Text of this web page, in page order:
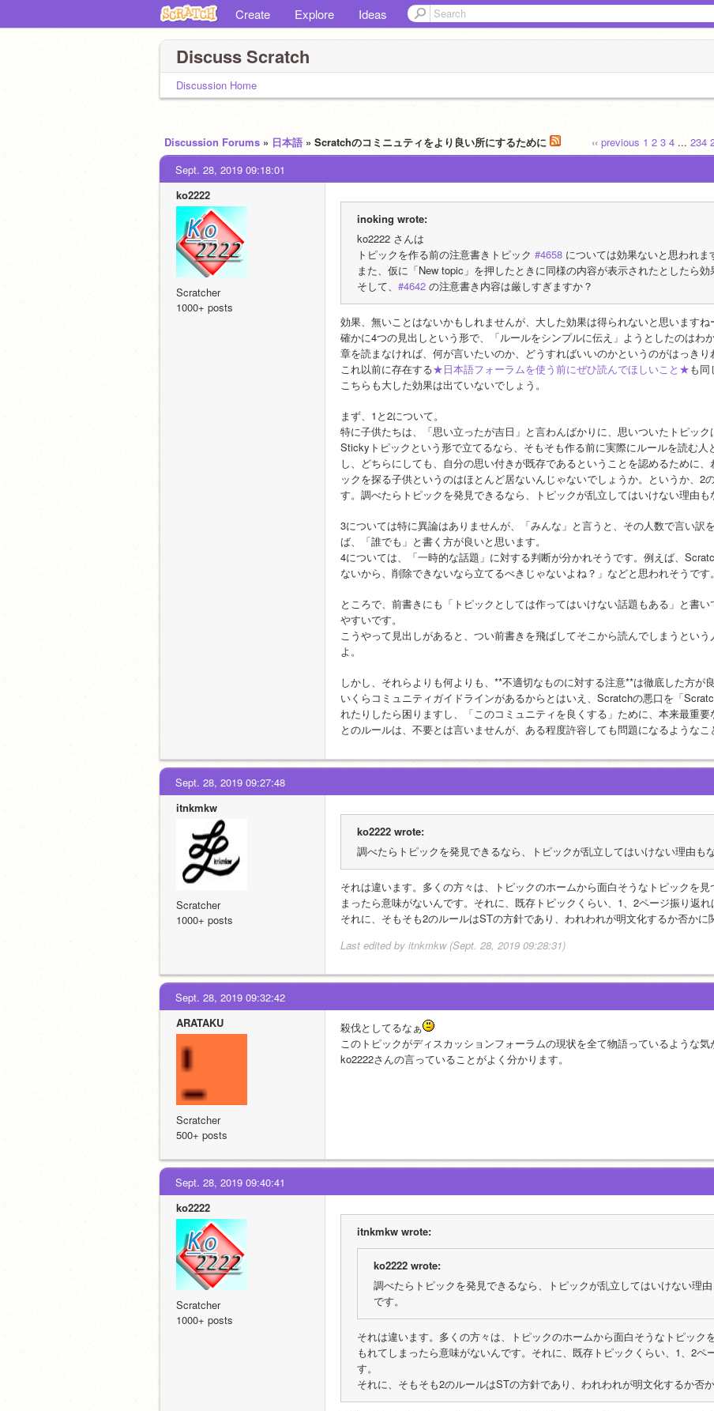
Create Explore Ideas
Discuss Scratch
Discussion Home
‹‹ previous 1 2 3 4 ... 234
Discussion Forums » 日本語 » Scratchのコミニュティをより良い所にするために
Sept. 28, 2019 09:18:01
ko2222
Scratcher
1000+ posts
inoking wrote:
ko2222 さんは
トピックを作る前の注意書きトピック #4658 については効果ないと思われま
また、仮に「New topic」を押したときに同様の内容が表示されたとしたら効
そして、 #4642 の注意書き内容は厳しすぎますか？
効果、無いことはないかもしれませんが、大した効果は得られないと思います
確かに4つの見出しという形で、「ルールをシンプルに伝え」ようとしたのはわ
章を読まなければ、何が言いたいのか、どうすればいいのかというのがはっき
これ以前に存在する★日本語フォーラムを使う前にぜひ読んでほしいこと★も
こちらも大した効果は出ていないでしょう。
まず、1と2について。
特に子供たちは、「思い立ったが吉日」と言わんばかりに、思いついたトピック
Stickyトピックという形で立てるなら、そもそも作る前に実際にルールを読む人
し、どちらにしても、自分の思い付きが既存であるということを認めるために
ックを探る子供というのはほとんど居ないんじゃないでしょうか。というか、2
す。調べたらトピックを発見できるなら、トピックが乱立してはいけない理由も
3については特に異論はありませんが、「みんな」と言うと、その人数で言い訳
ば、「誰でも」と書く方が良いと思います。
4については、「一時的な話題」に対する判断が分かれそうです。例えば、
ないから、削除できないなら立てるべきじゃないよね？」などと思われそうです。
ところで、前書きにも「トピックとしては作ってはいけない話題もある」と書
やすいです。
こうやって見出しがあると、つい前書きを飛ばしてそこから読んでしまうとい
よ。
しかし、それらよりも何よりも、**不適切なものに対する注意**は徹底した方が良
いくらコミュニティガイドラインがあるからとはいえ、Scratchの悪口を「
れたりしたら困りますし、「このコミュニティを良くする」ために、本来最重
とのルールは、不要とは言いませんが、ある程度許容しても問題になるようなこ
Sept. 28, 2019 09:27:48
itnkmkw
Scratcher
1000+ posts
ko2222 wrote:
調べたらトピックを発見できるなら、トピックが乱立してはいけない理由も
それは違います。多くの方々は、トピックのホームから面白そうなトピックを
まったら意味がないんです。それに、既存トピックくらい、1、2ページ振り返れ
それに、そもそも2のルールはSTの方針であり、われわれが明文化するか否かに
Last edited by itnkmkw (Sept. 28, 2019 09:28:31)
Sept. 28, 2019 09:32:42
ARATAKU
Scratcher
500+ posts
殺伐としてるなぁ
このトピックがディスカッションフォーラムの現状を全て物語っているような
ko2222さんの言っていることがよく分かります。
Sept. 28, 2019 09:40:41
ko2222
Scratcher
1000+ posts
itnkmkw wrote:
ko2222 wrote:
調べたらトピックを発見できるなら、トピックが乱立してはいけない理
です。
それは違います。多くの方々は、トピックのホームから面白そうなトピック
もれてしまったら意味がないんです。それに、既存トピックくらい、1、2ペ
す。
それに、そもそも2のルールはSTの方針であり、われわれが明文化するか否